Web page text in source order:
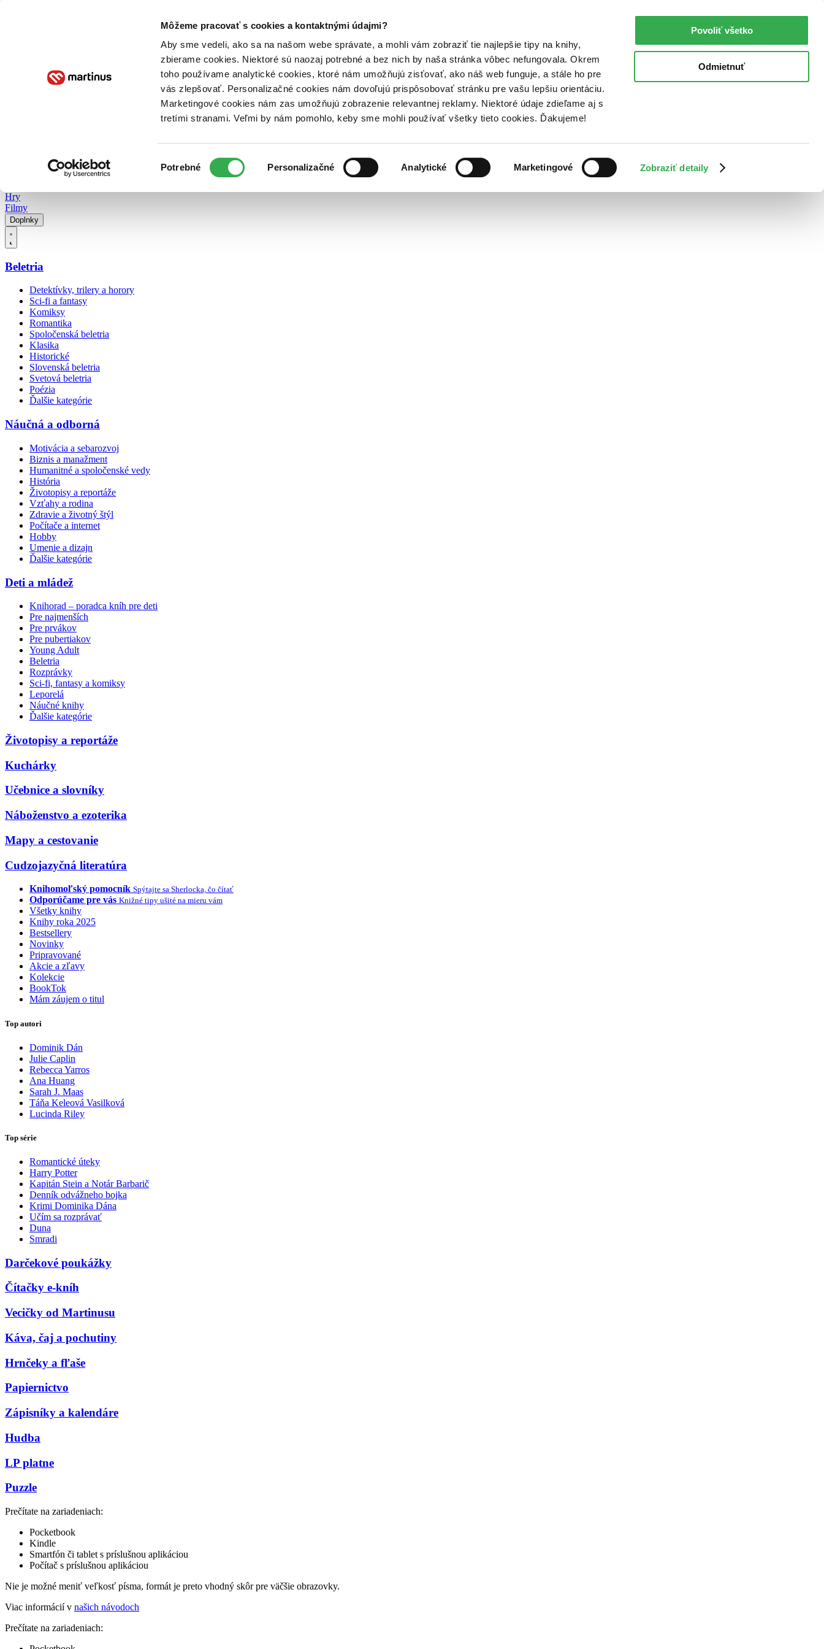
Môžeme pracovať s cookies a kontaktnými údajmi?
Aby sme vedeli, ako sa na našom webe správate, a mohli vám zobraziť tie najlepšie tipy na knihy,
zbierame cookies. Niektoré sú naozaj potrebné a bez nich by naša stránka vôbec nefungovala. Okrem
toho používame analytické cookies, ktoré nám umožňujú zisťovať, ako náš web funguje, a stále ho pre
vás zlepšovať. Personalizačné cookies nám dovoľujú prispôsobovať stránku pre vašu lepšiu orientáciu.
Marketingové cookies nám zas umožňujú zobrazenie relevantnej reklamy. Niektoré údaje zdieľame aj s
tretími stranami. Veľmi by nám pomohlo, keby sme mohli používať všetky tieto cookies. Ďakujeme!
súhlasu
Potrebné Personalizačné Analytické Marketingové Zobraziť detaily
Povoliť všetko
Odmietnuť
Poukážky Kontakt
Hry
Filmy
Doplnky
Beletria
Detektívky, trilery a horory
Sci-fi a fantasy
Komiksy
Romantika
Spoločenská beletria
Klasika
Historické
Slovenská beletria
Svetová beletria
Poézia
Ďalšie kategórie
Náučná a odborná
Motivácia a sebarozvoj
Biznis a manažment
Humanitné a spoločenské vedy
História
Životopisy a reportáže
Vzťahy a rodina
Zdravie a životný štýl
Počítače a internet
Hobby
Umenie a dizajn
Ďalšie kategórie
Deti a mládež
Knihorad – poradca kníh pre deti
Pre najmenších
Pre prvákov
Pre pubertiakov
Young Adult
Beletria
Rozprávky
Sci-fi, fantasy a komiksy
Leporelá
Náučné knihy
Ďalšie kategórie
Životopisy a reportáže
Kuchárky
Učebnice a slovníky
Náboženstvo a ezoterika
Mapy a cestovanie
Cudzojazyčná literatúra
Knihomoľský pomocník Spýtajte sa Sherlocka, čo čítať
Odporúčame pre vás Knižné tipy ušité na mieru vám
Všetky knihy
Knihy roka 2025
Bestsellery
Novinky
Pripravované
Akcie a zľavy
Kolekcie
BookTok
Mám záujem o titul
Top autori
Dominik Dán
Julie Caplin
Rebecca Yarros
Ana Huang
Sarah J. Maas
Táňa Keleová Vasilková
Lucinda Riley
Top série
Romantické úteky
Harry Potter
Kapitán Stein a Notár Barbarič
Denník odvážneho bojka
Krimi Dominika Dána
Učím sa rozprávať
Duna
Smradi
Darčekové poukážky
Čítačky e-kníh
Vecičky od Martinusu
Káva, čaj a pochutiny
Hrnčeky a fľaše
Papiernictvo
Zápisníky a kalendáre
Hudba
LP platne
Puzzle
Prečítate na zariadeniach:
Pocketbook
Kindle
Smartfón či tablet s príslušnou aplikáciou
Počítač s príslušnou aplikáciou
Nie je možné meniť veľkosť písma, formát je preto vhodný skôr pre väčšie obrazovky.
Viac informácií v našich návodoch
Prečítate na zariadeniach: